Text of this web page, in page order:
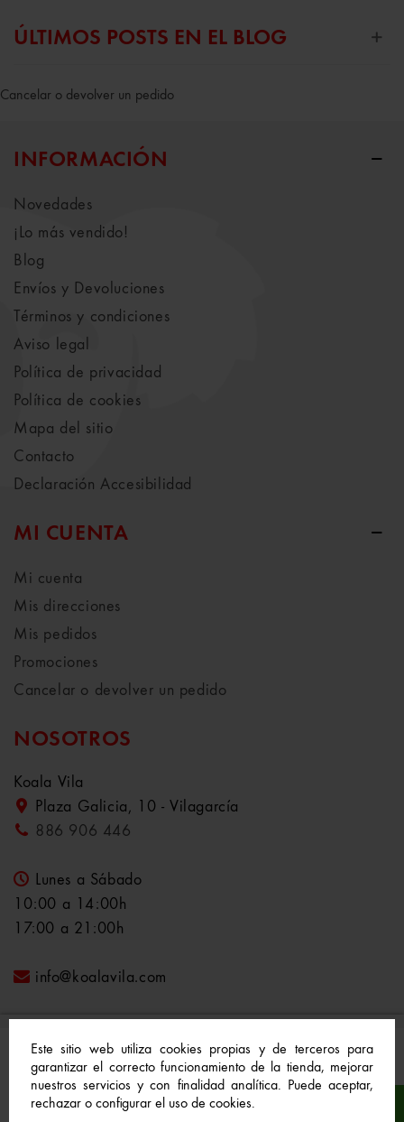
Este sitio web utiliza cookies propias y de terceros para
garantizar el correcto funcionamiento de la tienda, mejorar
nuestros servicios y con finalidad analítica. Puede aceptar,
rechazar o configurar el uso de cookies.
ÚLTIMOS POSTS EN EL BLOG
Cancelar o devolver un pedido
INFORMACIÓN
Novedades
¡Lo más vendido!
Blog
Envíos y Devoluciones
Términos y condiciones
Aviso legal
Política de privacidad
Política de cookies
Mapa del sitio
Contacto
Declaración Accesibilidad
MI CUENTA
Mi cuenta
Mis direcciones
Mis pedidos
Promociones
Cancelar o devolver un pedido
NOSOTROS
Koala Vila
Plaza Galicia, 10 - Vilagarcía
886 906 446
Lunes a Sábado
10:00 a 14:00h
17:00 a 21:00h
info@koalavila.com
© 2021-2022 Koala Vila™. Todos los derechos